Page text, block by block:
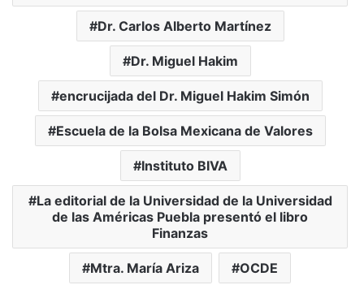
Dr. Carlos Alberto Martínez
Dr. Miguel Hakim
encrucijada del Dr. Miguel Hakim Simón
Escuela de la Bolsa Mexicana de Valores
Instituto BIVA
La editorial de la Universidad de la Universidad
de las Américas Puebla presentó el libro
Finanzas
Mtra. María Ariza OCDE